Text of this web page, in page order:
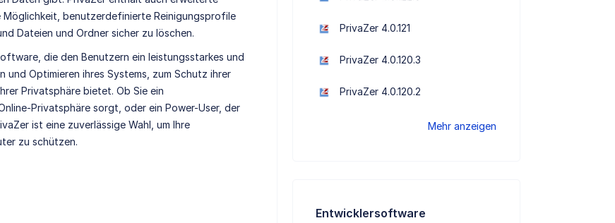
benutzerdefinierte Reinigungsprofile
Dateien und Ordner sicher zu löschen.
die den Benutzern ein leistungsstarkes und
und Optimieren ihres Systems, zum Schutz ihrer
Privatsphäre bietet. Ob Sie ein
Privatsphäre sorgt, oder ein Power-User, der
ist eine zuverlässige Wahl, um Ihre
zu schützen.
PrivaZer 4.0.121
PrivaZer 4.0.120.3
PrivaZer 4.0.120.2
Mehr anzeigen
Entwicklersoftware